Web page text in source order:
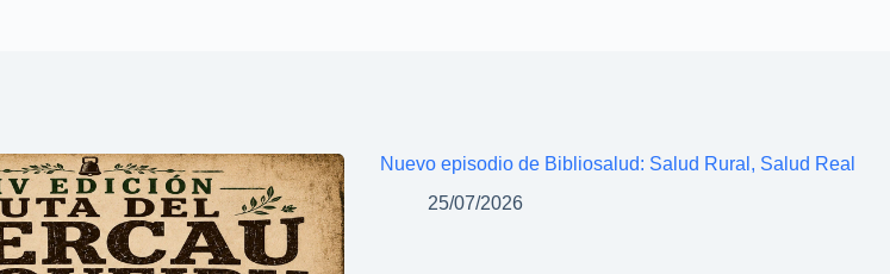
Nuevo episodio de Bibliosalud: Salud Rural, Salud Real
25/07/2026